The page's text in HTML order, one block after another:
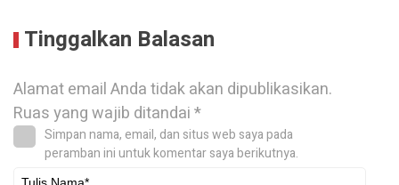
Tinggalkan Balasan
Alamat email Anda tidak akan dipublikasikan.
Ruas yang wajib ditandai*
Simpan nama, email, dan situs web saya pada
peramban ini untuk komentar saya berikutnya.